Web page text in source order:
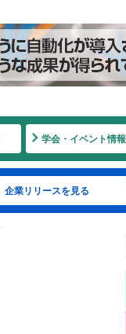
学会・イベント情報
企業リリースを見る